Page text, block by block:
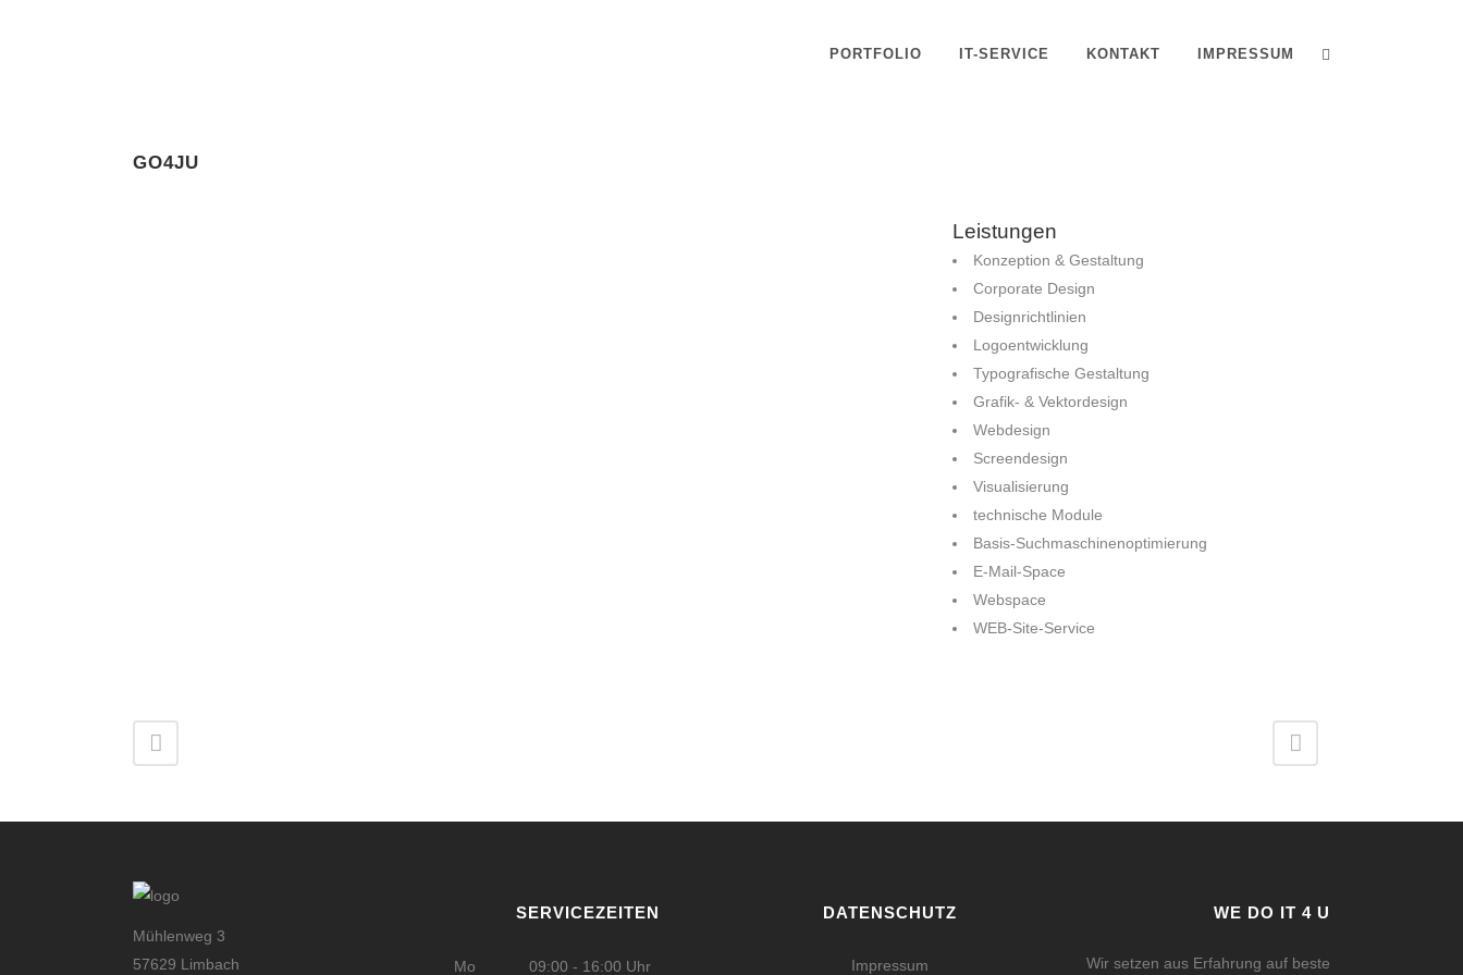
PORTFOLIO IT-SERVICE KONTAKT IMPRESSUM
GO4JU
Leistungen
Konzeption & Gestaltung
Corporate Design
Designrichtlinien
Logoentwicklung
Typografische Gestaltung
Grafik- & Vektordesign
Webdesign
Screendesign
Visualisierung
technische Module
Basis-Suchmaschinenoptimierung
E-Mail-Space
Webspace
WEB-Site-Service
Mühlenweg 3
57629 Limbach
SERVICEZEITEN
Mo 09:00 - 16:00 Uhr
DATENSCHUTZ
Impressum
WE DO IT 4 U
Wir setzen aus Erfahrung auf beste